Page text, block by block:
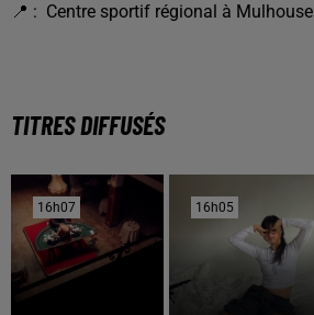
📍 : Centre sportif régional à Mulhouse
TITRES DIFFUSÉS
16h07
16h07 16h05
16h05